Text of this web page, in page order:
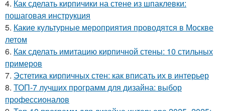
4. Как сделать кирпичики на стене из шпаклевки:
пошаговая инструкция
5. Какие культурные мероприятия проводятся в Москве
летом
6. Как сделать имитацию кирпичной стены: 10 стильных
примеров
7. Эстетика кирпичных стен: как вписать их в интерьер
8. ТОП-7 лучших программ для дизайна: выбор
профессионалов